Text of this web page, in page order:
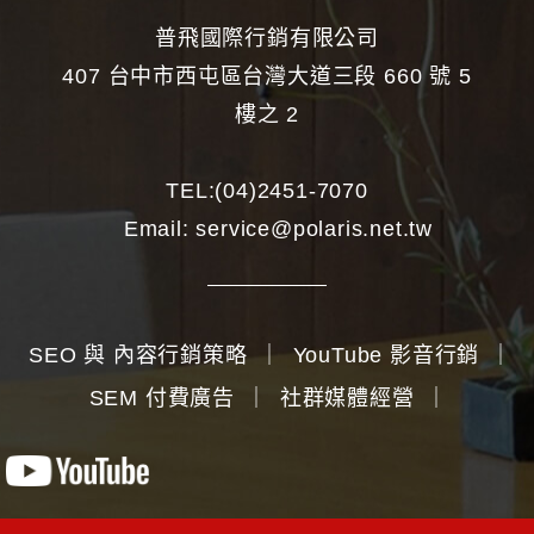
普飛國際行銷有限公司
407 台中市西屯區台灣大道三段 660 號 5
樓之 2
TEL:(04)2451-7070
Email:service@polaris.net.tw
SEO 與 內容行銷策略 YouTube 影音行銷
｜
SEM 付費廣告
社群媒體經營